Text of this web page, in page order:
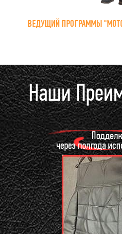
ВЕДУЩИЙ ПРОГРАММЫ
Наши
через полгода